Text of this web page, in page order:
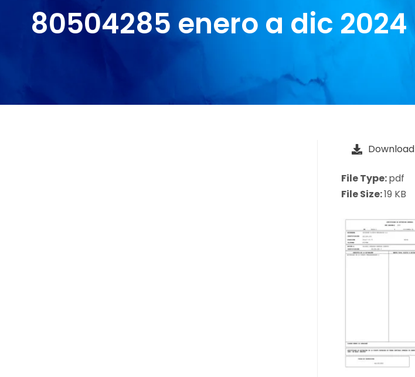
80504285 enero a dic 2024
Download
File Type:pdf
File Size:19 KB